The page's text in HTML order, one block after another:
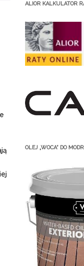
n
n
a
5
ALIOR KALKULATOR
OLEJ „WOCA” DO